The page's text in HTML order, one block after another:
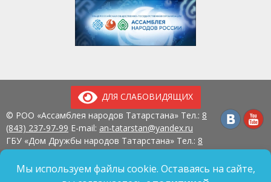
ДЛЯ СЛАБОВИДЯЩИХ
© РОО «Ассамблея народов Татарстана» Тел.: 8
(843) 237-97-99 E-mail: an-tatarstan@yandex.ru
ГБУ «Дом Дружбы народов Татарстана» Тел.: 8
420107, г. Казань, ул. Павлюхина, д. 57
Мы используем файлы cookie. Оставаясь на сайте,